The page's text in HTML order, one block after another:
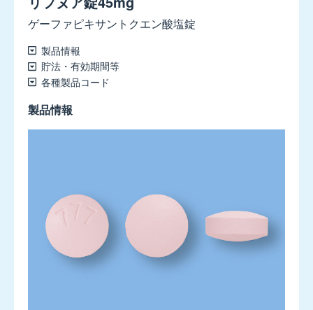
ス
静
10mg
ウ
リ
ト
ス
ゲーファピキサントクエン酸塩錠
製品情報
貯法・有効期間等
各種製品コード
製品情報